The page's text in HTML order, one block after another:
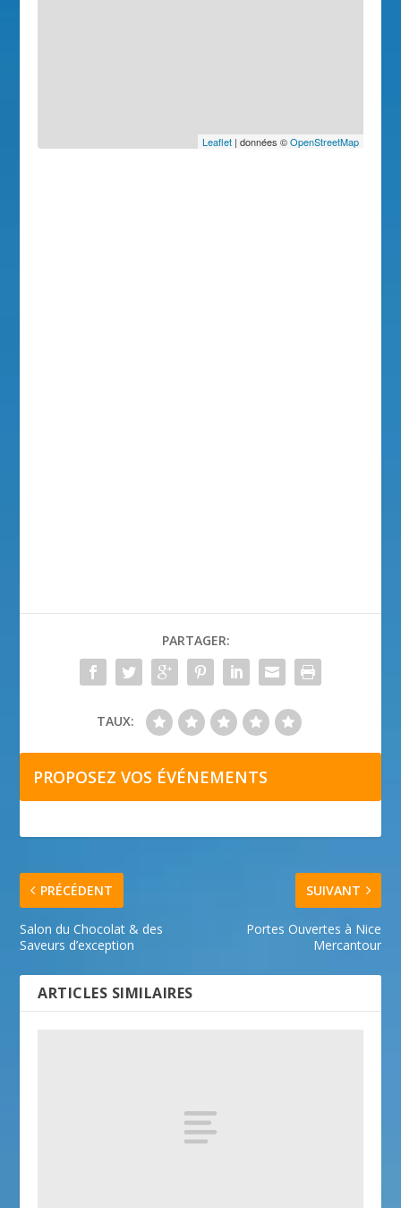
Leaflet| données ©OpenStreetMap
PARTAGER:
TAUX:
PROPOSEZ VOS ÉVÉNEMENTS
PRÉCÉDENT
Salon du Chocolat & des
Saveurs d’exception
SUIVANT
Portes Ouvertes à Nice
Mercantour
ARTICLES SIMILAIRES